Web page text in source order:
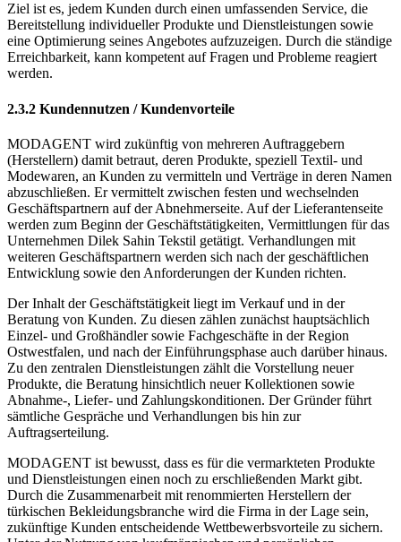
Bereitstellung individueller Produkte und Dienstleistungen sowie
eine Optimierung seines Angebotes aufzuzeigen. Durch die ständige
Erreichbarkeit, kann kompetent auf Fragen und Probleme reagiert
werden.
(Herstellern) damit betraut, deren Produkte, speziell Textil- und
Modewaren, an Kunden zu vermitteln und Verträge in deren Namen
abzuschließen. Er vermittelt zwischen festen und wechselnden
Geschäftspartnern auf der Abnehmerseite. Auf der Lieferantenseite
werden zum Beginn der Geschäftstätigkeiten, Vermittlungen für das
Unternehmen Dilek Sahin Tekstil getätigt. Verhandlungen mit
weiteren Geschäftspartnern werden sich nach der geschäftlichen
Entwicklung sowie den Anforderungen der Kunden richten.
Beratung von Kunden. Zu diesen zählen zunächst hauptsächlich
Einzel- und Großhändler sowie Fachgeschäfte in der Region
Ostwestfalen, und nach der Einführungsphase auch darüber hinaus.
Zu den zentralen Dienstleistungen zählt die Vorstellung neuer
Produkte, die Beratung hinsichtlich neuer Kollektionen sowie
Abnahme-, Liefer- und Zahlungskonditionen. Der Gründer führt
sämtliche Gespräche und Verhandlungen bis hin zur
Auftragserteilung.
und Dienstleistungen einen noch zu erschließenden Markt gibt.
Durch die Zusammenarbeit mit renommierten Herstellern der
türkischen Bekleidungsbranche wird die Firma in der Lage sein,
zukünftige Kunden entscheidende Wettbewerbsvorteile zu sichern.
Unter der Nutzung von kaufmännischen und persönlichen